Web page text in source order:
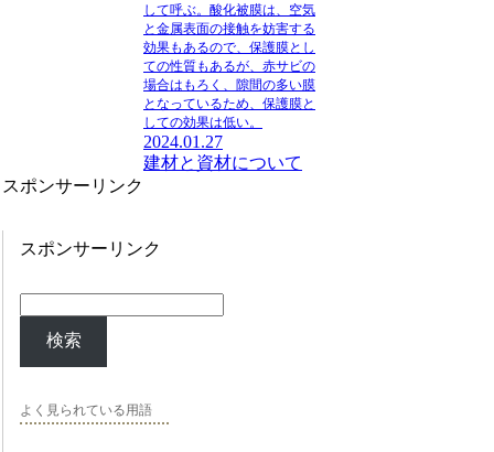
して呼ぶ。酸化被膜は、空気
と金属表面の接触を妨害する
効果もあるので、保護膜とし
ての性質もあるが、赤サビの
場合はもろく、隙間の多い膜
となっているため、保護膜と
しての効果は低い。
2024.01.27
建材と資材について
スポンサーリンク
スポンサーリンク
検索
よく見られている用語